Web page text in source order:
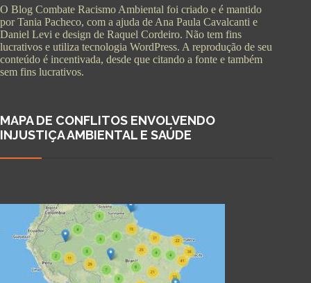
O Blog Combate Racismo Ambiental foi criado e é mantido
por Tania Pacheco, com a ajuda de Ana Paula Cavalcanti e
Daniel Levi e design de Raquel Cordeiro. Não tem fins
lucrativos e utiliza tecnologia WordPress. A reprodução de seu
conteúdo é incentivada, desde que citando a fonte e também
sem fins lucrativos.
MAPA DE CONFLITOS ENVOLVENDO
INJUSTIÇA AMBIENTAL E SAÚDE